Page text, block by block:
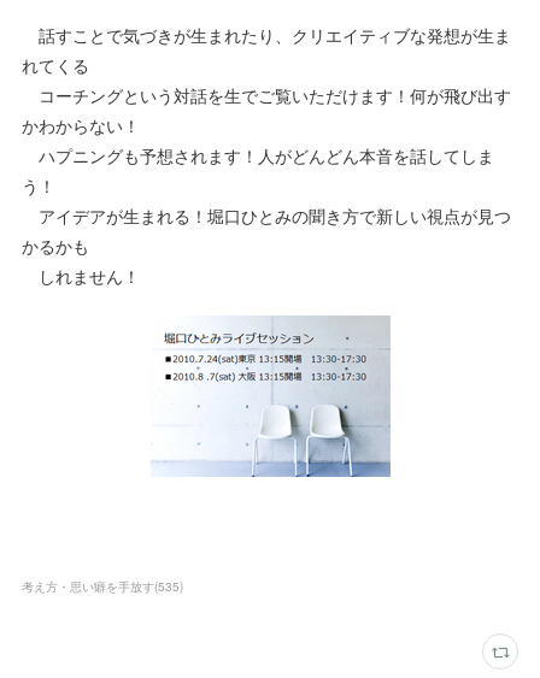
話すことで気づきが生まれたり、クリエイティブな発想が生ま
れてくる
コーチングという対話を生でご覧いただけます！何が飛び出す
かわからない！
ハプニングも予想されます！人がどんどん本音を話してしま
う！
アイデアが生まれる！堀口ひとみの聞き方で新しい視点が見つ
かるかも
しれません！
考え方・思い癖を手放す(535)